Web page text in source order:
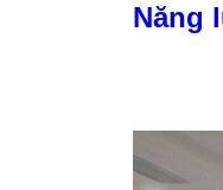
Năng